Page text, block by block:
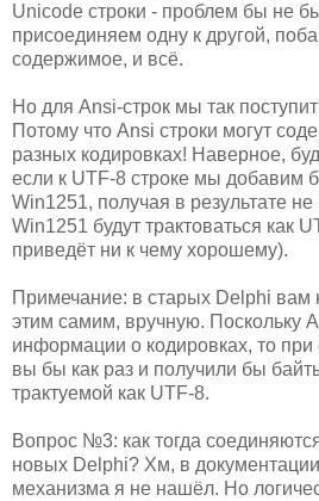
Unicode строки - проблем бы не
присоединяем одну к другой,
содержимое, и всё.
Но для Ansi-строк мы так
Потому что Ansi строки могут
разных кодировках! Наверное,
если к UTF-8 строке мы добавим
Win1251, получая в результате
Win1251 будут трактоваться как
приведёт ни к чему хорошему).
Примечание: в старых Delphi вам
этим самим, вручную. Поскольку
информации о кодировках, то при
вы бы как раз и получили бы
трактуемой как UTF-8.
Вопрос №3: как тогда
новых Delphi? Хм, в
механизма я не нашёл. Но